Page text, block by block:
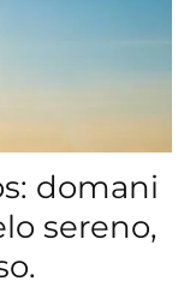
domani
sereno,